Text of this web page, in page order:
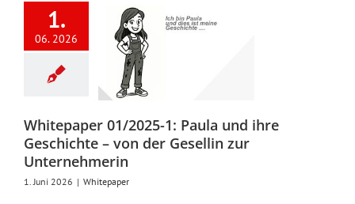
1.
06. 2026
1:
und ihre
–
der
Whitepaper 01/2025-1: Paula und ihre
Geschichte – von der Gesellin zur
Unternehmerin
1. Juni 2026 | Whitepaper